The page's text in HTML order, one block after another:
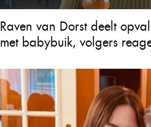
Raven van Dorst deelt
met babybuik, volgers